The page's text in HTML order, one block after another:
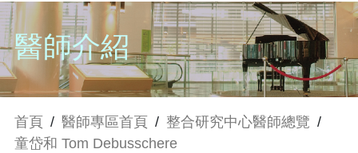
醫師介紹
首頁 / 醫師專區首頁 / 整合研究中心醫師總覽 /
童岱和 Tom Debusschere